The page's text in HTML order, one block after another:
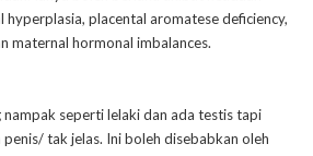
hyperplasia, placental aromatese deficiency,
maternal hormonal imbalances.
nampak seperti lelaki dan ada testis tapi
tak jelas. Ini boleh disebabkan oleh